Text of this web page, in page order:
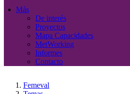
Más
De interés
Proyectos
Mapa Capacidades
MetWorking
Informes
Contacto
Femeval